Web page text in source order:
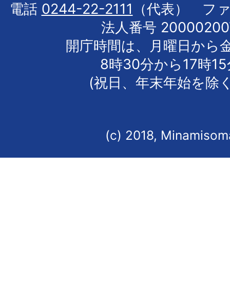
電話 0244-22-2111
（代表） フ
法人番号
開庁時間は、月曜日から
8時30分から17時
(祝日、年末年始を除
(c) 2018,